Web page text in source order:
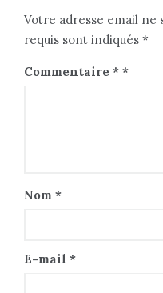
Votre adresse email ne
requis sont indiqués *
Commentaire *
Nom *
E-mail *